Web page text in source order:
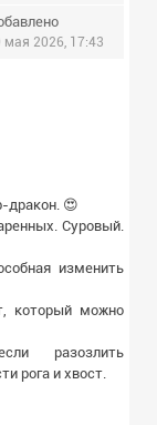
мая 2026, 17:43
дракон. 😍
Суровый.
изменить
который можно
разозлить
рога и хвост.